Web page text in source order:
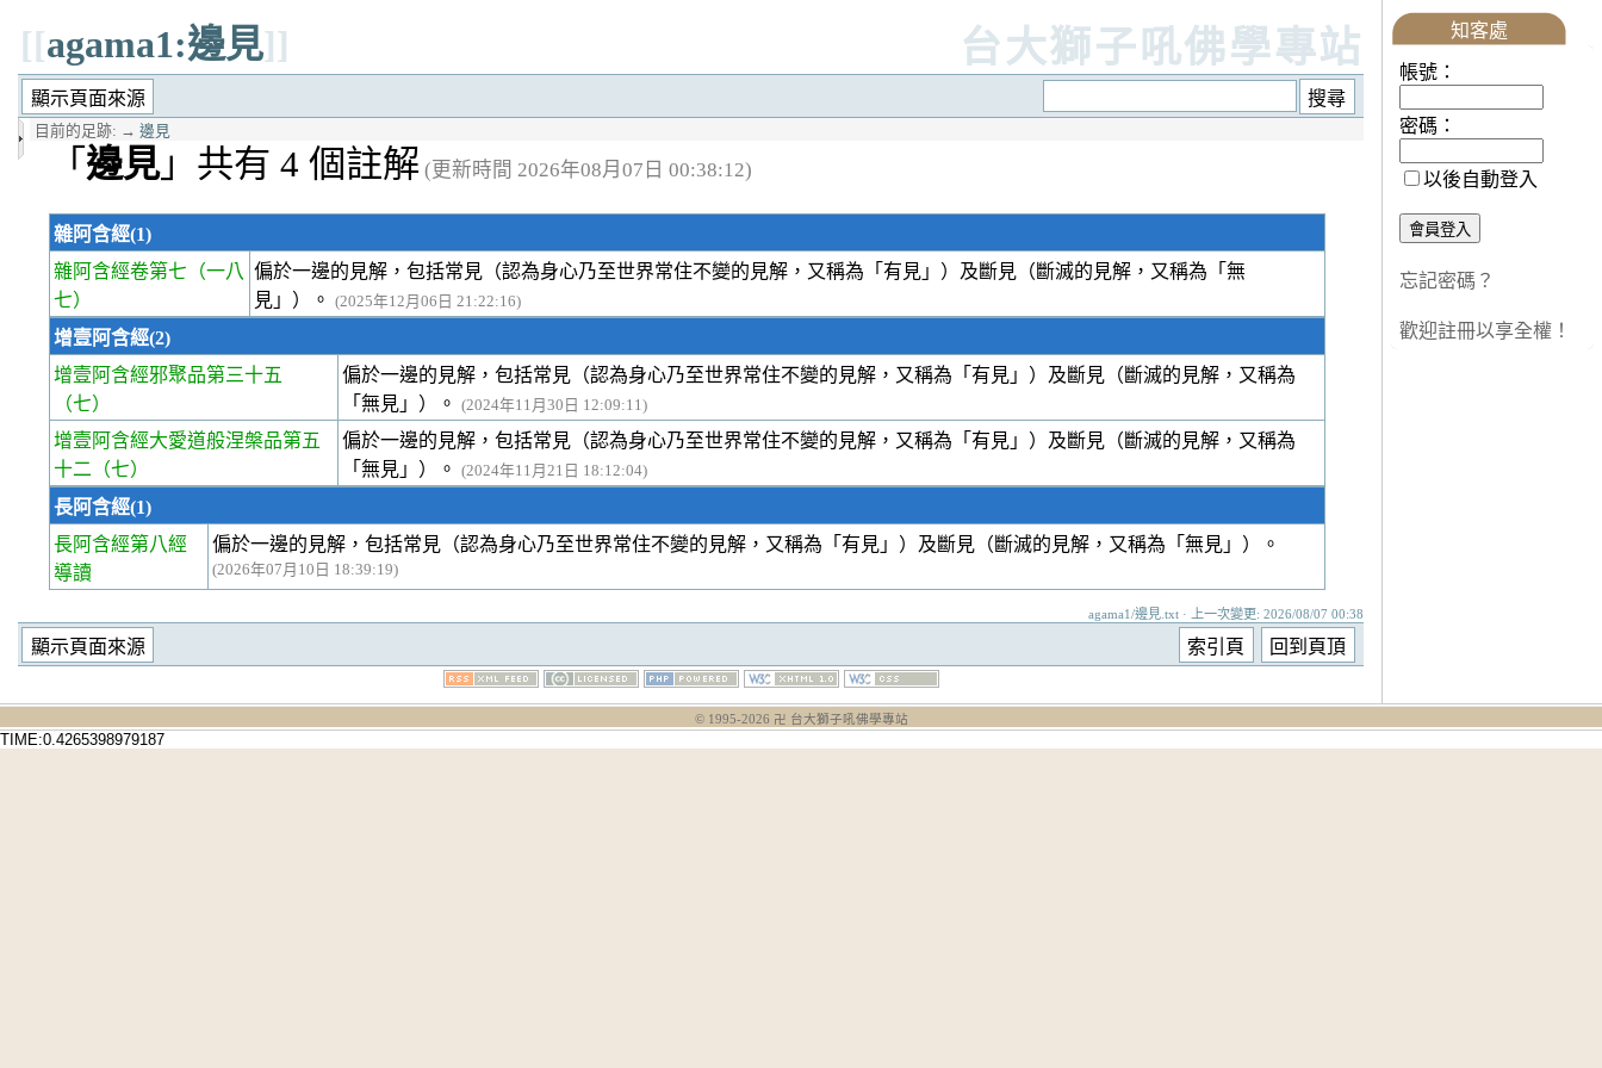
[[agama1:邊見]] 台大獅子吼佛學專站
目前的足跡: → 邊見
「 邊見」共有 4 個註解 (更新時間 2026年08月07日 00:38:12)
雜阿含經(1)
雜阿含經卷第七 （一八
七）
偏於一邊的見解，包括常見（認為身心乃至世界常住不變的見解，又稱為「有見」）及斷見（斷滅的見解，又稱為「無
見」）。
(2025年12月06日 21:22:16)
增壹阿含經(2)
增壹阿含經邪聚品第三十五
（七）
偏於一邊的見解，包括常見（認為身心乃至世界常住不變的見解，又稱為「有見」）及斷見（斷滅的見解，又稱為
「無見」）。
(2024年11月30日 12:09:11)
增壹阿含經大愛道般涅槃品第五
十二 （七）
偏於一邊的見解，包括常見（認為身心乃至世界常住不變的見解，又稱為「有見」）及斷見（斷滅的見解，又稱為
「無見」）。
(2024年11月21日 18:12:04)
長阿含經(1)
長阿含經第八經
導讀
偏於一邊的見解，包括常見（認為身心乃至世界常住不變的見解，又稱為「有見」）及斷見（斷滅的見解，又稱為「無見」）。
(2026年07月10日 18:39:19)
agama1/邊見.txt · 上一次變更: 2026/08/07 00:38
知客處
帳號：
密碼：
以後自動登入
忘記密碼？
歡迎註冊以享全權！
© 1995-2026 卍 台大獅子吼佛學專站
TIME:0.4265398979187